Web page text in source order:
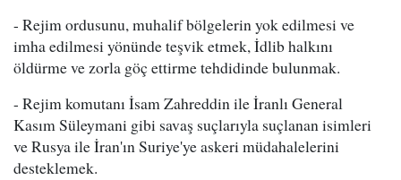
- Rejim ordusunu, muhalif bölgelerin yok edilmesi ve
imha edilmesi yönünde teşvik etmek, İdlib halkını
öldürme ve zorla göç ettirme tehdidinde bulunmak.
- Rejim komutanı İsam Zahreddin ile İranlı General
Kasım Süleymani gibi savaş suçlarıyla suçlanan isimleri
ve Rusya ile İran'ın Suriye'ye askeri müdahalelerini
desteklemek.